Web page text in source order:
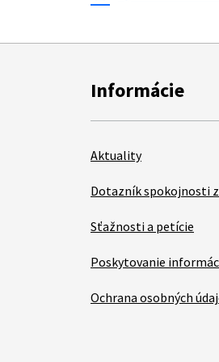
Informácie
Aktuality
Dotazník spokojnosti
Sťažnosti a petície
Poskytovanie
Ochrana osobných